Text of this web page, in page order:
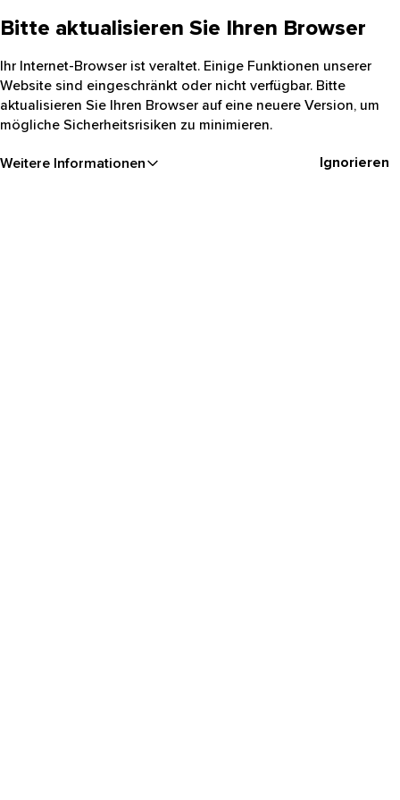
Bitte aktualisieren Sie Ihren Browser
Ihr Internet-Browser ist veraltet. Einige Funktionen unserer
Website sind eingeschränkt oder nicht verfügbar. Bitte
aktualisieren Sie Ihren Browser auf eine neuere Version, um
mögliche Sicherheitsrisiken zu minimieren.
Weitere Informationen Ignorieren